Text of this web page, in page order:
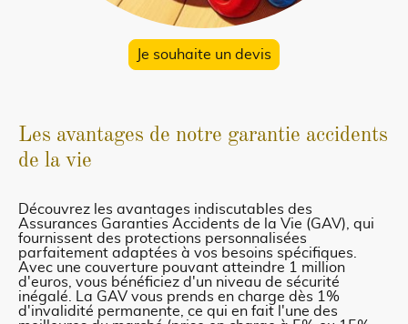
Je souhaite un devis
Les avantages de notre garantie accidents
de la vie
Découvrez les avantages indiscutables des
Assurances Garanties Accidents de la Vie (GAV), qui
fournissent des protections personnalisées
parfaitement adaptées à vos besoins spécifiques.
Avec une couverture pouvant atteindre 1 million
d'euros, vous bénéficiez d'un niveau de sécurité
inégalé. La GAV vous prends en charge dès 1%
d'invalidité permanente, ce qui en fait l'une des